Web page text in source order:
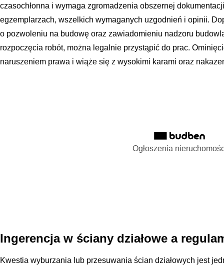
czasochłonna i wymaga zgromadzenia obszernej
egzemplarzach, wszelkich wymaganych uzgodnień i opinii.
o pozwoleniu na budowę oraz zawiadomieniu nadzoru
rozpoczęcia robót, można legalnie przystąpić do prac.
naruszeniem prawa i wiąże się z wysokimi karami oraz
Ogłoszenia
Ingerencja w ściany działowe a
Kwestia wyburzania lub przesuwania ścian działowych jest